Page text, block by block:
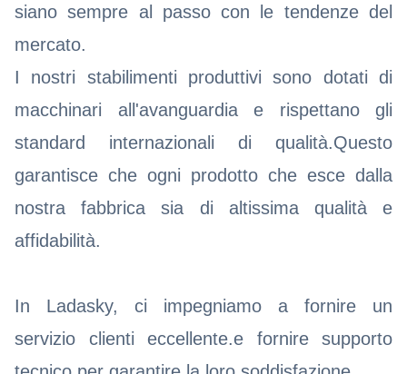
siano sempre al passo con le tendenze del
mercato.
I nostri stabilimenti produttivi sono dotati di
macchinari all'avanguardia e rispettano gli
standard internazionali di qualità.Questo
garantisce che ogni prodotto che esce dalla
nostra fabbrica sia di altissima qualità e
affidabilità.
In Ladasky, ci impegniamo a fornire un
servizio clienti eccellente.e fornire supporto